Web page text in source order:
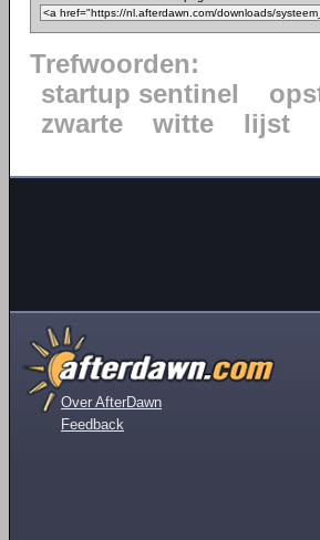
Trefwoorden:
startup sentinel
zwarte
witte lijst
Over AfterDawn
Feedback